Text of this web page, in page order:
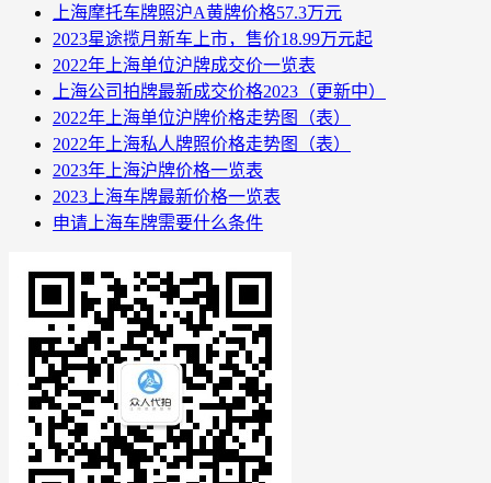
上海摩托车牌照沪A黄牌价格57.3万元
2023星途揽月新车上市，售价18.99万元起
2022年上海单位沪牌成交价一览表
上海公司拍牌最新成交价格2023（更新中）
2022年上海单位沪牌价格走势图（表）
2022年上海私人牌照价格走势图（表）
2023年上海沪牌价格一览表
2023上海车牌最新价格一览表
申请上海车牌需要什么条件